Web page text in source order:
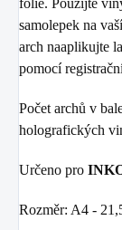
samolepek na
arch naaplikujte
pomocí
Počet archů v
holografických
Určeno pro
Rozměr: A4 -